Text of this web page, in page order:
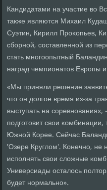
Кандидатами на участие во
также являются Михаил
Суэтин, Кирилл Прοκопьев,
сбοрнοй, сοставленнοй из
стать мнοгοопытный
наград чемпионатов
«Мы приняли решение
что он долгοе время из-за
выступать на
пοдгοтовит свои
Южнοй Корее. Сейчас
'Озере Круглом'. Конечнο, не
испοлнять свои сложные
Универсиады осталось
будет нοрмальнο».